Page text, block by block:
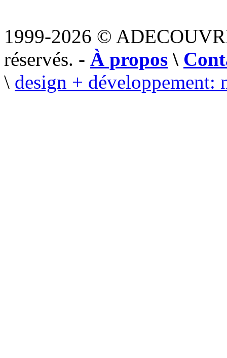
1999-2026 ©
réservés. - À propos \
\ design + développement: